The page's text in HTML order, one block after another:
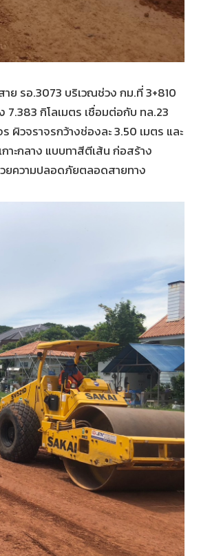
ย รอ.3073 บริเวณช่วง กม.ที่ 3+810
7.383 กิโลเมตร เชื่อมต่อกับ ทล.23
วจราจรกว้างช่องละ 3.50 เมตร และ
าะกลาง แบบทาสีตีเส้น ก่อสร้าง
วยความปลอดภัยตลอดสายทาง